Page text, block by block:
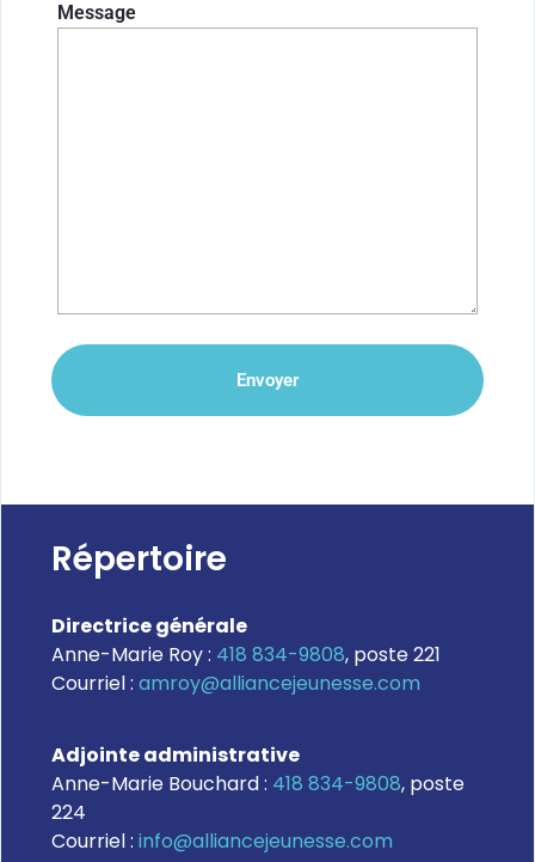
Message
Répertoire
Directrice générale
Anne-Marie Roy : 418 834-9808, poste 221
Courriel : amroy@alliancejeunesse.com
Adjointe administrative
Anne-Marie Bouchard : 418 834-9808, poste
224
Courriel : info@alliancejeunesse.com